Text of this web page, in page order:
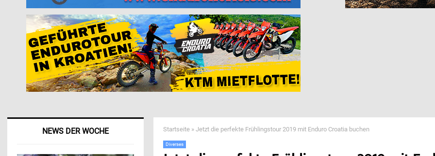
Startseite »Jetzt die perfekte Frühlingstour 2019 mit Enduro Croatia buchen
Diverses
NEWS DER WOCHE